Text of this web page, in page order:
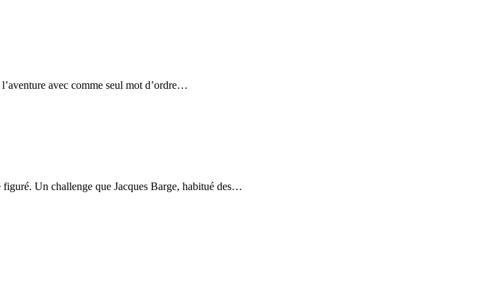
avec comme seul mot d’ordre…
figuré. Un challenge que Jacques Barge, habitué des…